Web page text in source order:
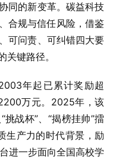
同的新变革。碳益科技
合规与信任风险，借鉴
可问责、可纠错四大要
键路径。
年起已累计奖励超
万元。2025年，该
战杯”、“揭榜挂帅”擂
生产力的时代背景，励
进一步面向全国高校学